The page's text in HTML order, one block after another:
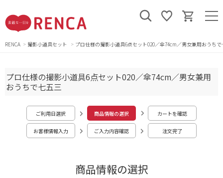
RENCA 撮影小道具セット プロ仕様の撮影小道具6点セット020／傘74cm／男女兼用おうち
商品情報の選択
プロ仕様の撮影小道具6点セット020／傘74cm／男女兼用
おうちで七五三
ご利用日選択 商品情報の選択 カートを確認
お客様情報入力 ご入力内容確認 注文完了